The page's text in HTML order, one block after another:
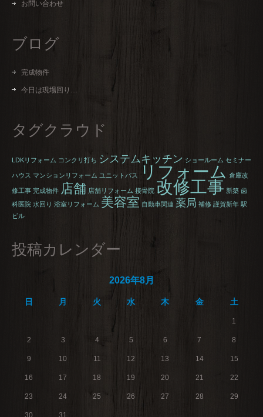
お問い合わせ
ブログ
完成物件
今日は現場回り…
タグクラウド
LDKリフォーム コンクリ打ち システムキッチン ショールーム セミナー
ハウス マンションリフォーム ユニットバス リフォーム 倉庫改
修工事 完成物件 店舗 店舗リフォーム 接骨院 改修工事 新築 歯
科医院 水回り 浴室リフォーム 美容室 自動車関連 薬局 補修 謹賀新年 駅
ビル
投稿カレンダー
2026年8月
日 月 火 水 木 金 土
1
2 3 4 5 6 7 8
9 10 11 12 13 14 15
16 17 18 19 20 21 22
23 24 25 26 27 28 29
30 31